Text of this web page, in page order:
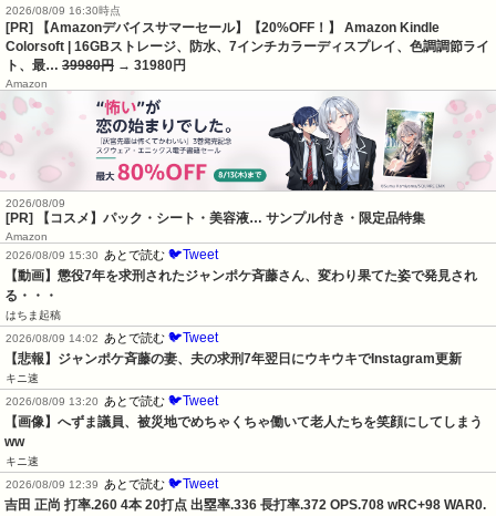
2026/08/09 16:30時点
[PR] 【Amazonデバイスサマーセール】【20%OFF！】 Amazon Kindle
Colorsoft | 16GBストレージ、防水、7インチカラーディスプレイ、色調調節ライ
ト、最… 39980円 → 31980円
Amazon
2026/08/09
[PR] 【コスメ】パック・シート・美容液… サンプル付き・限定品特集
Amazon
2026/08/09 15:30
あとで読む 🐦Tweet
【動画】懲役7年を求刑されたジャンポケ斉藤さん、変わり果てた姿で発見され
る・・・
はちま起稿
2026/08/09 14:02
あとで読む 🐦Tweet
【悲報】ジャンポケ斉藤の妻、夫の求刑7年翌日にウキウキでInstagram更新
キニ速
2026/08/09 13:20
あとで読む 🐦Tweet
【画像】へずま議員、被災地でめちゃくちゃ働いて老人たちを笑顔にしてしまう
ww
キニ速
2026/08/09 12:39
あとで読む 🐦Tweet
吉田 正尚 打率.260 4本 20打点 出塁率.336 長打率.372 OPS.708 wRC+98 WAR0.